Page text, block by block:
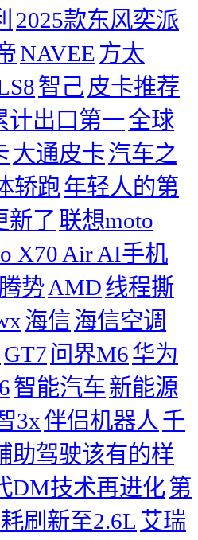
2025款东风奕派
NAVEE 方太
智己 皮卡推荐
计出口第一全球
大通皮卡汽车之
轿跑年轻人的第
新了 联想moto
X70 Air AI手机
腾势AMD线程撕
海信海信空调
GT7 问界M6华为
智能汽车新能源
3x伴侣机器人 千
助驾驶该有的样
DM技术再进化第
刷新至2.6L 艾瑞